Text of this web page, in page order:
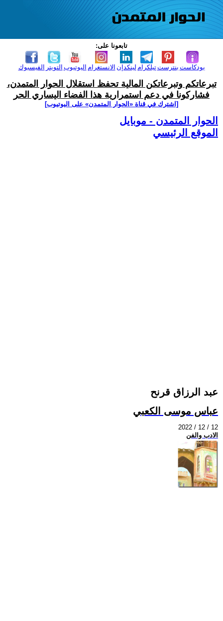
تابعونا على:
الفيسبوك التويتر اليوتيوب الانستغرام لينكدإن تيلكرامبنترست بودكاست
تبرعاتكم وتبرعاتكن المالية تحفظ استقلال الحوار المتمدن،
فشاركونا في دعم استمرارية هذا الفضاء اليساري الحر
[اشترك في قناة ‫«الحوار المتمدن» على اليوتيوب]
الحوار المتمدن - موبايل
الموقع الرئيسي
عبد الرزاق قرنح
عباس موسى الكعبي
2022 / 12 / 12
الادب والفن